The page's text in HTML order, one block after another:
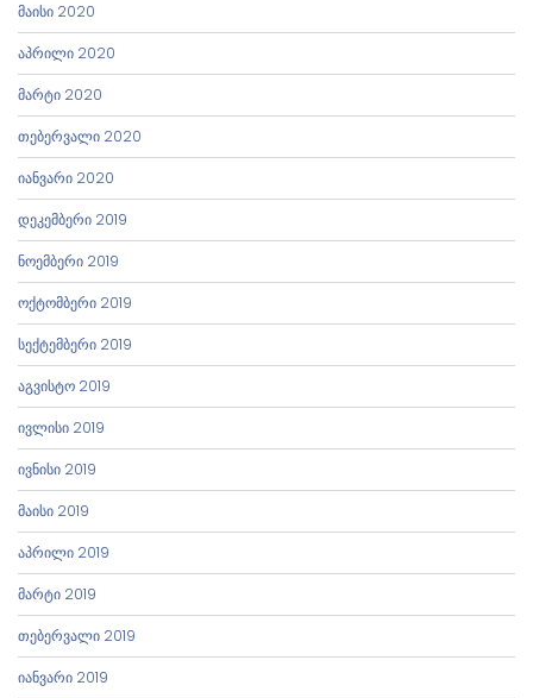
მაისი 2020
აპრილი 2020
მარტი 2020
თებერვალი 2020
იანვარი 2020
დეკემბერი 2019
ნოემბერი 2019
ოქტომბერი 2019
სექტემბერი 2019
აგვისტო 2019
ივლისი 2019
ივნისი 2019
მაისი 2019
აპრილი 2019
მარტი 2019
თებერვალი 2019
იანვარი 2019